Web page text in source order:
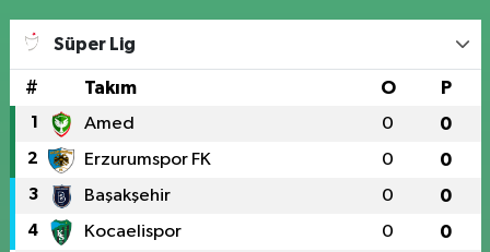
Süper Lig
# Takım O P
1 Amed 0 0
2 Erzurumspor FK 0 0
3 Başakşehir 0 0
4 Kocaelispor 0 0